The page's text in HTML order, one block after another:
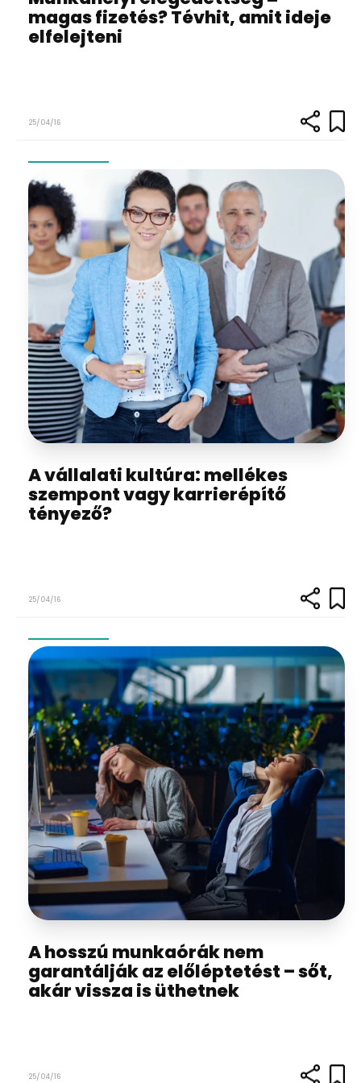
magas fizetés? Tévhit, amit ideje
elfelejteni
25/04/16
A vállalati kultúra: mellékes
szempont vagy karrierépítő
tényező?
25/04/16
A hosszú munkaórák nem
garantálják az előléptetést – sőt,
akár vissza is üthetnek
25/04/16